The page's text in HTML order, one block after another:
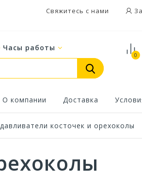
Свяжитесь с нами
0
Часы работы
О компании Доставка
косточек и орехоколы